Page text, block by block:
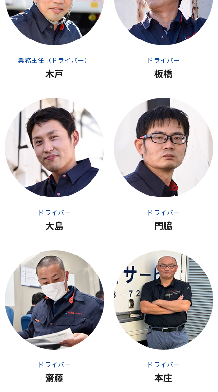
業務主任（ドライバー）
木戸
ドライバー
板橋
ドライバー
大島
ドライバー
門脇
ドライバー
齋藤
ドライバー
本庄